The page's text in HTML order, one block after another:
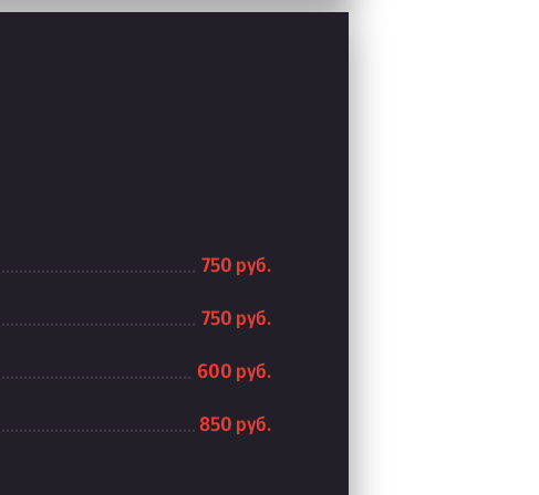
750 руб.
750 руб.
600 руб.
850 руб.